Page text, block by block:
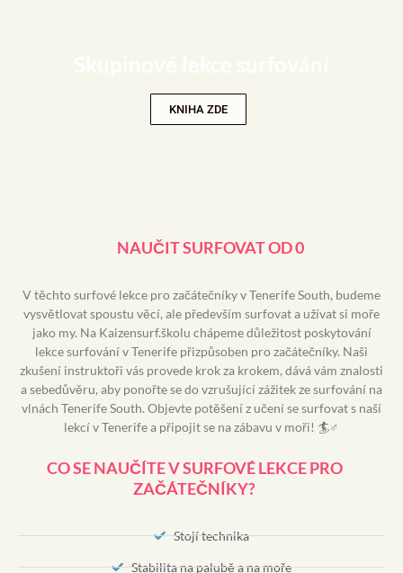
KNIHA ZDE
NAUČIT SURFOVAT OD 0
V těchto surfové lekce pro začátečníky v Tenerife South, budeme
vysvětlovat spoustu věcí, ale především surfovat a užívat si moře
jako my. Na Kaizensurf.školu chápeme důležitost poskytování
lekce surfování v Tenerife přizpůsoben pro začátečníky. Naši
zkušení instruktoři vás provede krok za krokem, dává vám znalosti
a sebedůvěru, aby ponořte se do vzrušující zážitek ze surfování na
vlnách Tenerife South. Objevte potěšení z učení se surfovat s naší
lekcí v Tenerife a připojit se na zábavu v moři! 🏄♂️
CO SE NAUČÍTE V SURFOVÉ LEKCE PRO
ZAČÁTEČNÍKY?
Stojí technika
Stabilita na palubě a na moře